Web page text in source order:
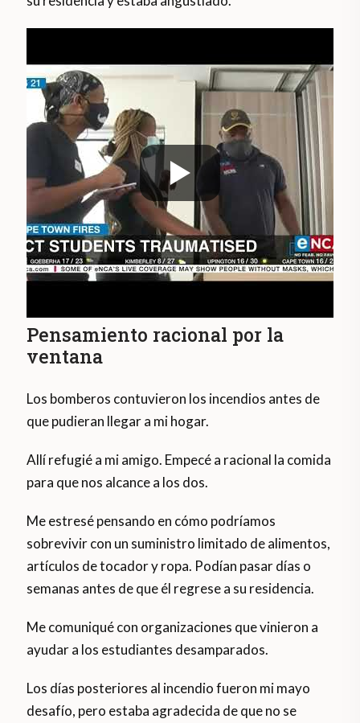
Pensamiento racional por la
ventana
Los bomberos contuvieron los incendios antes de
que pudieran llegar a mi hogar.
Allí refugié a mi amigo. Empecé a racional la comida
para que nos alcance a los dos.
Me estresé pensando en cómo podríamos
sobrevivir con un suministro limitado de alimentos,
artículos de tocador y ropa. Podían pasar días o
semanas antes de que él regrese a su residencia.
Me comuniqué con organizaciones que vinieron a
ayudar a los estudiantes desamparados.
Los días posteriores al incendio fueron mi mayo
desafío, pero estaba agradecida de que no se